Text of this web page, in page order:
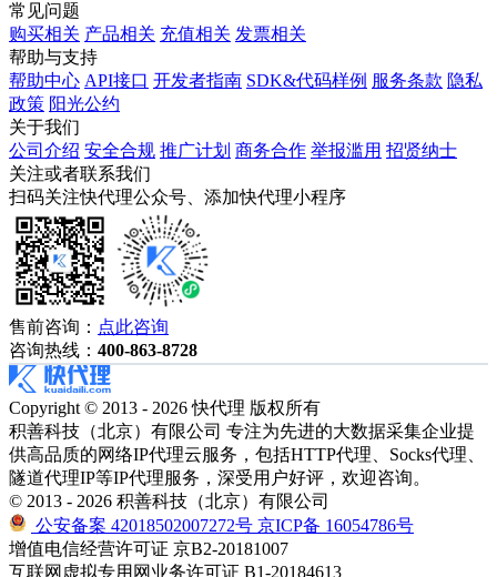
常见问题
购买相关 产品相关 充值相关 发票相关
帮助与支持
帮助中心 API接口 开发者指南 SDK&代码样例 服务条款 隐私
政策 阳光公约
关于我们
公司介绍 安全合规 推广计划 商务合作 举报滥用 招贤纳士
关注或者联系我们
扫码关注快代理公众号、添加快代理小程序
售前咨询： 点此咨询
咨询热线： 400-863-8728
Copyright © 2013 - 2026 快代理 版权所有
积善科技（北京）有限公司 专注为先进的大数据采集企业提
供高品质的网络IP代理云服务，包括HTTP代理、Socks代理、
隧道代理IP等IP代理服务，深受用户好评，欢迎咨询。
© 2013 - 2026 积善科技（北京）有限公司
公安备案 42018502007272号 京ICP备 16054786号
增值电信经营许可证 京B2-20181007
互联网虚拟专用网业务许可证 B1-20184613